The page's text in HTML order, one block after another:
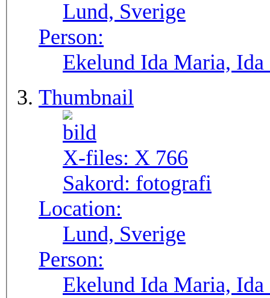
Lund, Sverige
Person:
Ekelund Ida Maria, Ida
Thumbnail
X-files: X 766
Sakord: fotografi
Location:
Lund, Sverige
Person:
Ekelund Ida Maria, Ida